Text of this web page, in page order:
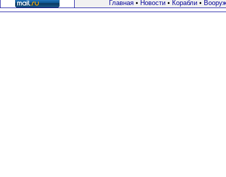
Главная• Новости• Корабли•